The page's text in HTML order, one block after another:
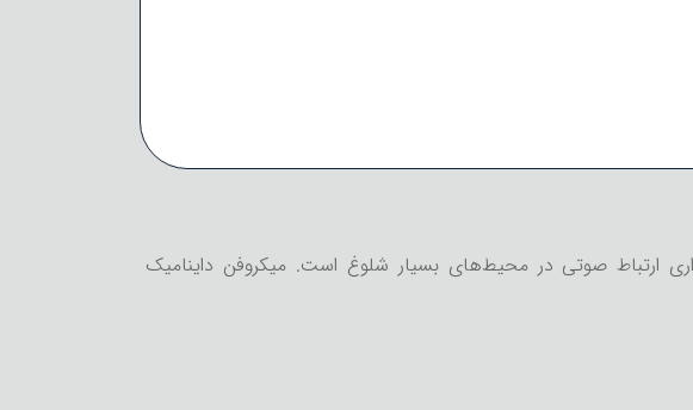
ارتباط صوتی در محیط‌های بسیار شلوغ است. میکروفن داینامیک